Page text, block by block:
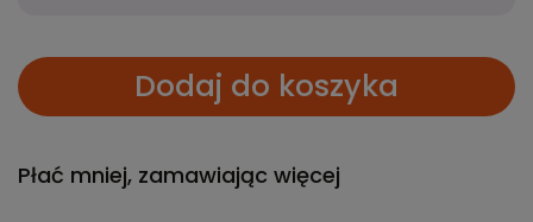
Dodaj do koszyka
Płać mniej, zamawiając więcej